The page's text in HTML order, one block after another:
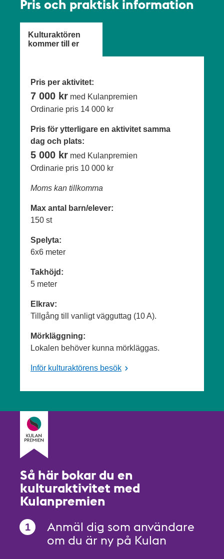
Pris och praktisk information
Kulturaktören
kommer till er
Pris per aktivitet:
7 000 kr med Kulanpremien
Ordinarie pris 14 000 kr
Pris för ytterligare en aktivitet samma
dag och plats:
5 000 kr med Kulanpremien
Ordinarie pris 10 000 kr
Moms kan tillkomma
Max antal barn/elever:
150 st
Spelyta:
6x6 meter
Takhöjd:
5 meter
Elkrav:
Tillgång till vanligt vägguttag (10 A).
Mörkläggning:
Lokalen behöver kunna mörkläggas.
Inför kulturaktörens besök
Så här bokar du en
kulturaktivitet med
Kulanpremien
Anmäl dig som användare
om du är ny på Kulan